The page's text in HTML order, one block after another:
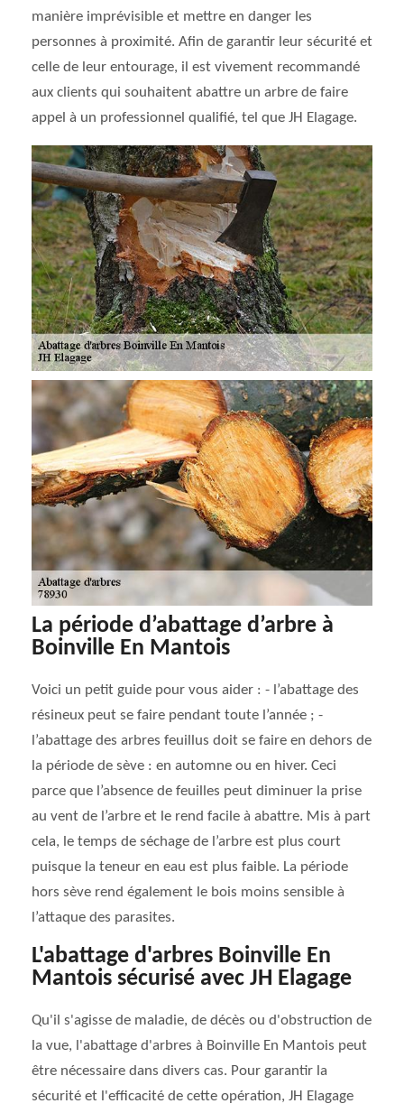
manière imprévisible et mettre en danger les
personnes à proximité. Afin de garantir leur sécurité et
celle de leur entourage, il est vivement recommandé
aux clients qui souhaitent abattre un arbre de faire
appel à un professionnel qualifié, tel que JH Elagage.
La période d’abattage d’arbre à
Boinville En Mantois
Voici un petit guide pour vous aider : - l’abattage des
résineux peut se faire pendant toute l’année ; -
l’abattage des arbres feuillus doit se faire en dehors de
la période de sève : en automne ou en hiver. Ceci
parce que l’absence de feuilles peut diminuer la prise
au vent de l’arbre et le rend facile à abattre. Mis à part
cela, le temps de séchage de l’arbre est plus court
puisque la teneur en eau est plus faible. La période
hors sève rend également le bois moins sensible à
l’attaque des parasites.
L'abattage d'arbres Boinville En
Mantois sécurisé avec JH Elagage
Qu'il s'agisse de maladie, de décès ou d'obstruction de
la vue, l'abattage d'arbres à Boinville En Mantois peut
être nécessaire dans divers cas. Pour garantir la
sécurité et l'efficacité de cette opération, JH Elagage